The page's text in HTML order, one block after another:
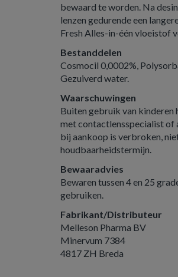
bewaard te worden. Na
lenzen gedurende een
Fresh Alles-in-één vloeistof
Bestanddelen
Cosmocil 0,0002%,
Gezuiverd water.
Waarschuwingen
Buiten gebruik van kinderen
met contactlensspecialist of
bij aankoop is verbroken,
houdbaarheidstermijn.
Bewaaradvies
Bewaren tussen 4 en 25
gebruiken.
Fabrikant/Distributeur
Melleson Pharma BV
Minervum 7384
4817 ZH Breda